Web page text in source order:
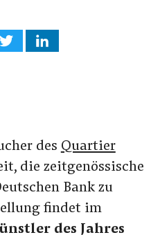
des Quartier
die zeitgenössische
Bank zu
findet im
des Jahres